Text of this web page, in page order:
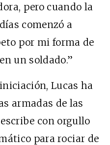
pero cuando la
comenzó a
por mi forma de
un soldado.”
Lucas ha
armadas de las
con orgullo
para rociar de